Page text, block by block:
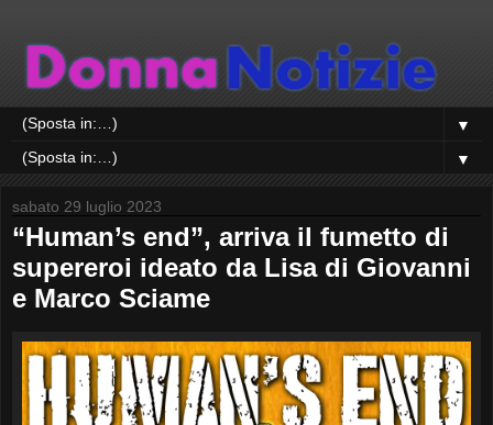
▼
▼
sabato 29 luglio 2023
“Human’s end”, arriva il fumetto di
supereroi ideato da Lisa di Giovanni
e Marco Sciame